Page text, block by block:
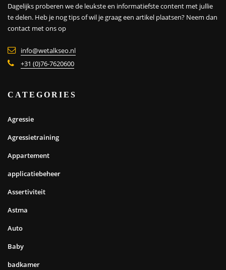
Dagelijks proberen we de leukste en informatiefste content met jullie
te delen. Heb je nog tips of wil je graag een artikel plaatsen? Neem dan
contact met ons op
info@wetalkseo.nl
+31 (0)76-7620600
CATEGORIES
Agressie
Agressietraining
Appartement
applicatiebeheer
Assertiviteit
Astma
Auto
Baby
badkamer